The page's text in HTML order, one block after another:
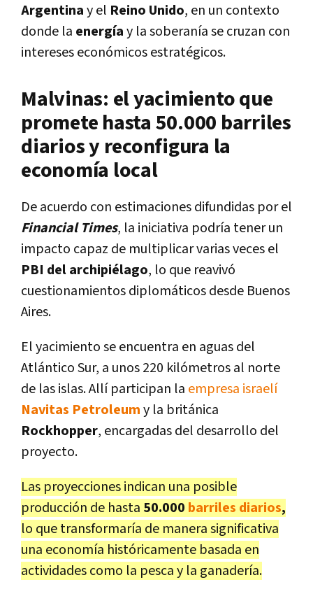
Argentinay el Reino Unido, en un contexto
donde la energíay la soberanía se cruzan con
intereses económicos estratégicos.
Malvinas: el yacimiento que
promete hasta 50.000 barriles
diarios y reconfigura la
economía local
De acuerdo con estimaciones difundidas por el
Financial Times, la iniciativa podría tener un
impacto capaz de multiplicar varias veces el
PBI del archipiélago, lo que reavivó
cuestionamientos diplomáticos desde Buenos
Aires.
El yacimiento se encuentra en aguas del
Atlántico Sur, a unos 220 kilómetros al norte
de las islas. Allí participan la empresa israelí
Navitas Petroleumy la británica
Rockhopper, encargadas del desarrollo del
proyecto.
Las proyecciones indican una posible
producción de hasta 50.000 barriles diarios,
lo que transformaría de manera significativa
una economía históricamente basada en
actividades como la pesca y la ganadería.